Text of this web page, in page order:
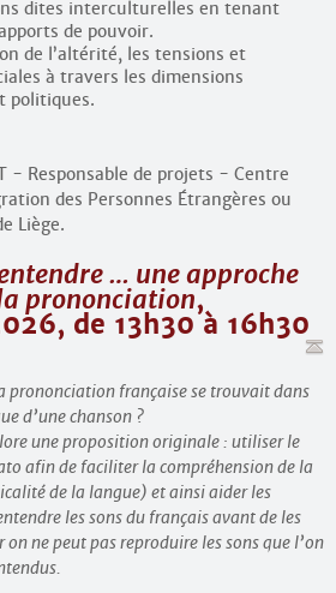
dites interculturelles en tenant
de pouvoir.
de l’altérité, les tensions et
à travers les dimensions
politiques.
- Responsable de projets - Centre
des Personnes Étrangères ou
Liège.
… une approche
prononciation,
de 13h30 à 16h30
prononciation française se trouvait dans
d’une chanson ?
une proposition originale : utiliser le
afin de faciliter la compréhension de la
de la langue) et ainsi aider les
les sons du français avant de les
on ne peut pas reproduire les sons que l’on